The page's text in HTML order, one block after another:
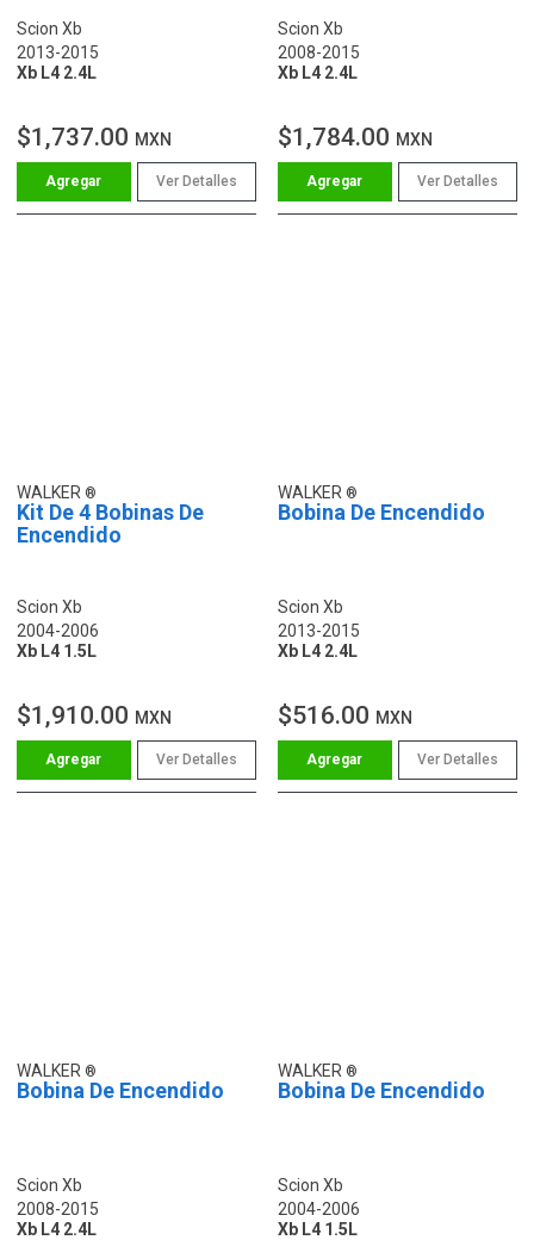
Scion Xb
2013-2015
Xb L4 2.4L
$1,737.00 MXN
Ver Detalles
Scion Xb
2008-2015
Xb L4 2.4L
$1,784.00 MXN
Ver Detalles
WALKER
Kit De 4 Bobinas De
Encendido
Scion Xb
2004-2006
Xb L4 1.5L
$1,910.00 MXN
Ver Detalles
WALKER
Bobina De Encendido
Scion Xb
2013-2015
Xb L4 2.4L
$516.00 MXN
Ver Detalles
WALKER
Bobina De Encendido
Scion Xb
2008-2015
Xb L4 2.4L
WALKER
Bobina De Encendido
Scion Xb
2004-2006
Xb L4 1.5L